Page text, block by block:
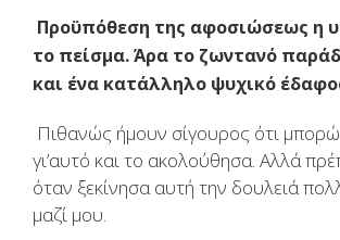
Προϋπόθεση της αφοσιώσεως η
το πείσμα. Άρα το ζωντανό
και ένα κατάλληλο ψυχικό
Πιθανώς ήμουν σίγουρος ότι
γι’αυτό και το ακολούθησα. Αλλά
όταν ξεκίνησα αυτή την δουλειά
μαζί μου.